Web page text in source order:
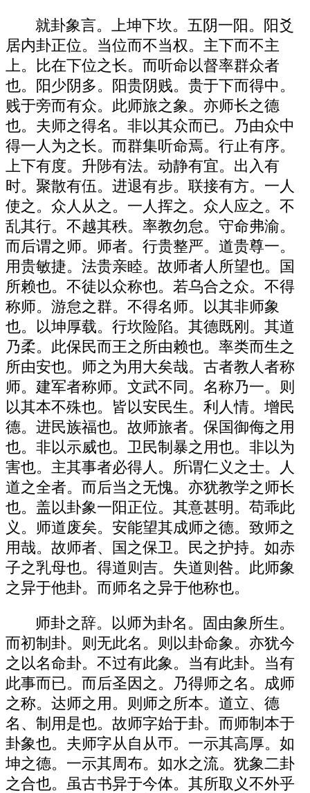
就卦象言。上坤下坎。五阴一阳。阳爻
居内卦正位。当位而不当权。主下而不主
上。比在下位之长。而听命以督率群众者
也。阳少阴多。阳贵阴贱。贵于下而得中。
贱于旁而有众。此师旅之象。亦师长之德
也。夫师之得名。非以其众而已。乃由众中
得一人为之长。而群集听命焉。行止有序。
上下有度。升陟有法。动静有宜。出入有
时。聚散有伍。进退有步。联接有方。一人
使之。众人从之。一人挥之。众人应之。不
乱其行。不越其秩。率教勿怠。守命弗渝。
而后谓之师。师者。行贵整严。道贵尊一。
用贵敏捷。法贵亲睦。故师者人所望也。国
所赖也。不徒以众称也。若乌合之众。不得
称师。游怠之群。不得名师。以其非师象
也。以坤厚载。行坎险陷。其德既刚。其道
乃柔。此保民而王之所由赖也。率类而生之
所由安也。师之为用大矣哉。古者教人者称
师。建军者称师。文武不同。名称乃一。则
以其本不殊也。皆以安民生。利人情。增民
德。进民族福也。故师旅者。保国御侮之用
也。非以示威也。卫民制暴之用也。非以为
害也。主其事者必得人。所谓仁义之士。人
道之全者。而后当之无愧。亦犹教学之师长
也。盖以卦象一阳正位。其意甚明。苟乖此
义。师道废矣。安能望其成师之德。致师之
用哉。故师者、国之保卫。民之护持。如赤
子之乳母也。得道则吉。失道则咎。此师象
之异于他卦。而师名之异于他称也。
师卦之辞。以师为卦名。固由象所生。
而初制卦。则无此名。则以卦命象。亦犹今
之以名命卦。不过有此象。当有此卦。当有
此事而已。而后圣因之。乃得师之名。成师
之称。达师之用。则师之所本。道立、德
名、制用是也。故师字始于卦。而师制本于
卦象也。夫师字从自从帀。一示其高厚。如
坤之德。一示其周布。如水之流。犹象二卦
之合也。虽古书异于今体。其所取义不外乎